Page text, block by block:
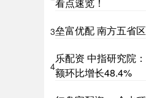
看点速览！
3垒富优配 南方五省
4
乐配资 中指研究院
额环比增长48.4%